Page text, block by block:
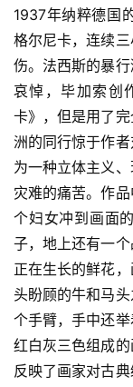
1937年纳粹德国
格尔尼卡，连续
伤。法西斯的暴
哀悼，毕加索创
卡》，但是用了
洲的同行惊于作
为一种立体主义
灾难的痛苦。作
个妇女冲到画面
子，地上还有一
正在生长的鲜花
头盼顾的牛和马
个手臂，手中还
红白灰三色组成
反映了画家对古